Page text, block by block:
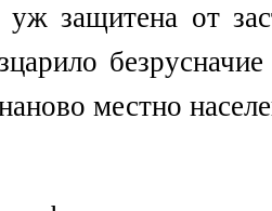
уж защитена от
местно